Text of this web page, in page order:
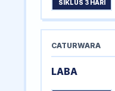
SIKLUS 3 HARI
CATURWARA
LABA